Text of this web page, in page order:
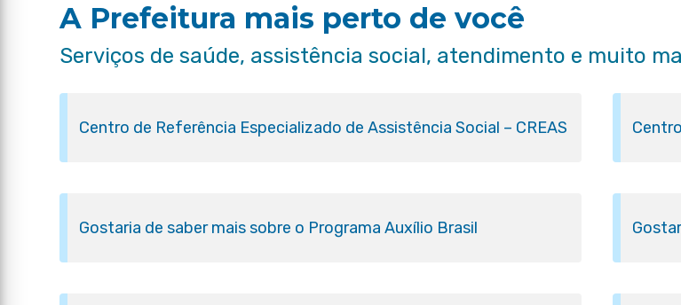
A Prefeitura mais perto de você
Serviços de saúde, assistência social, atendimento e muito
Centro de Referência Especializado de Assistência Social – CREAS
Gostaria de saber mais sobre o Programa Auxílio Brasil